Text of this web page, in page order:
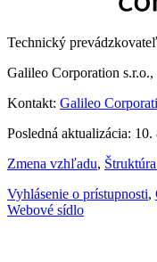
Technický
Galileo Corporation
Kontakt: Galileo
Posledná aktualizácia: 10.
Zmena vzhľadu,
Vyhlásenie o prístupnosti,
Webové sídlo